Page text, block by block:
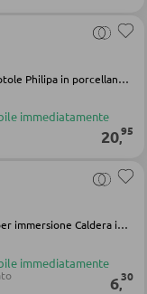
Set di ciotole Philipa in porcellana nera
immediatamente
20,95
Ciotola per immersione Caldera in gres blu ghiaccio
immediatamente
6,30